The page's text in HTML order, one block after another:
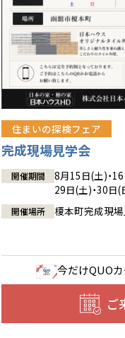
住まいの探検フェア
完成現場見学会
開催期間
8月15日(土)・16
29日(土)・30日(
開催場所 榎本町完成現
今だけQUO
ご